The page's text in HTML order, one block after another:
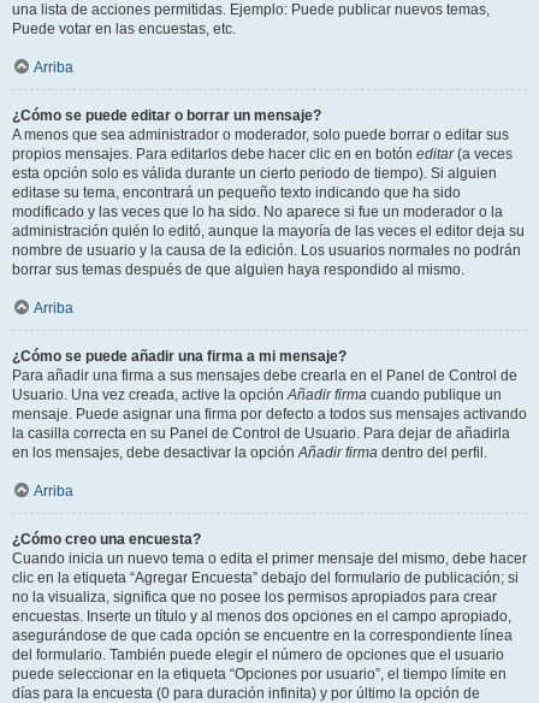
una lista de acciones permitidas. Ejemplo: Puede publicar nuevos temas,
Puede votar en las encuestas, etc.
Arriba
¿Cómo se puede editar o borrar un mensaje?
A menos que sea administrador o moderador, solo puede borrar o editar sus
propios mensajes. Para editarlos debe hacer clic en en botón editar(a veces
esta opción solo es válida durante un cierto periodo de tiempo). Si alguien
editase su tema, encontrará un pequeño texto indicando que ha sido
modificado y las veces que lo ha sido. No aparece si fue un moderador o la
administración quién lo editó, aunque la mayoría de las veces el editor deja su
nombre de usuario y la causa de la edición. Los usuarios normales no podrán
borrar sus temas después de que alguien haya respondido al mismo.
Arriba
¿Cómo se puede añadir una firma a mi mensaje?
Para añadir una firma a sus mensajes debe crearla en el Panel de Control de
Usuario. Una vez creada, active la opciónAñadir firma cuando publique un
mensaje. Puede asignar una firma por defecto a todos sus mensajes activando
la casilla correcta en su Panel de Control de Usuario. Para dejar de añadirla
en los mensajes, debe desactivar la opciónAñadir firma dentro del perfil.
Arriba
¿Cómo creo una encuesta?
Cuando inicia un nuevo tema o edita el primer mensaje del mismo, debe hacer
clic en la etiqueta “Agregar Encuesta” debajo del formulario de publicación; si
no la visualiza, significa que no posee los permisos apropiados para crear
encuestas. Inserte un título y al menos dos opciones en el campo apropiado,
asegurándose de que cada opción se encuentre en la correspondiente línea
del formulario. También puede elegir el número de opciones que el usuario
puede seleccionar en la etiqueta “Opciones por usuario”, el tiempo límite en
días para la encuesta (0 para duración infinita) y por último la opción de